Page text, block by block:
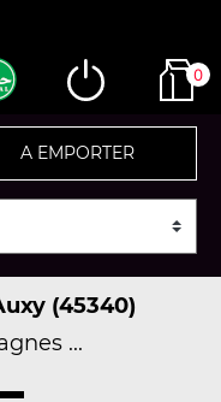
0
A EMPORTER
(45340)
...